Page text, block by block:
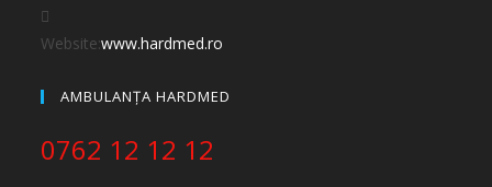
in
de
Website:www.hardmed.ro
AMBULANȚA HARDMED
0762 12 12 12